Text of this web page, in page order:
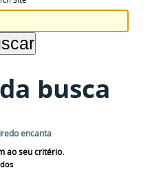
busca
ao seu critério.
encanta
durante o